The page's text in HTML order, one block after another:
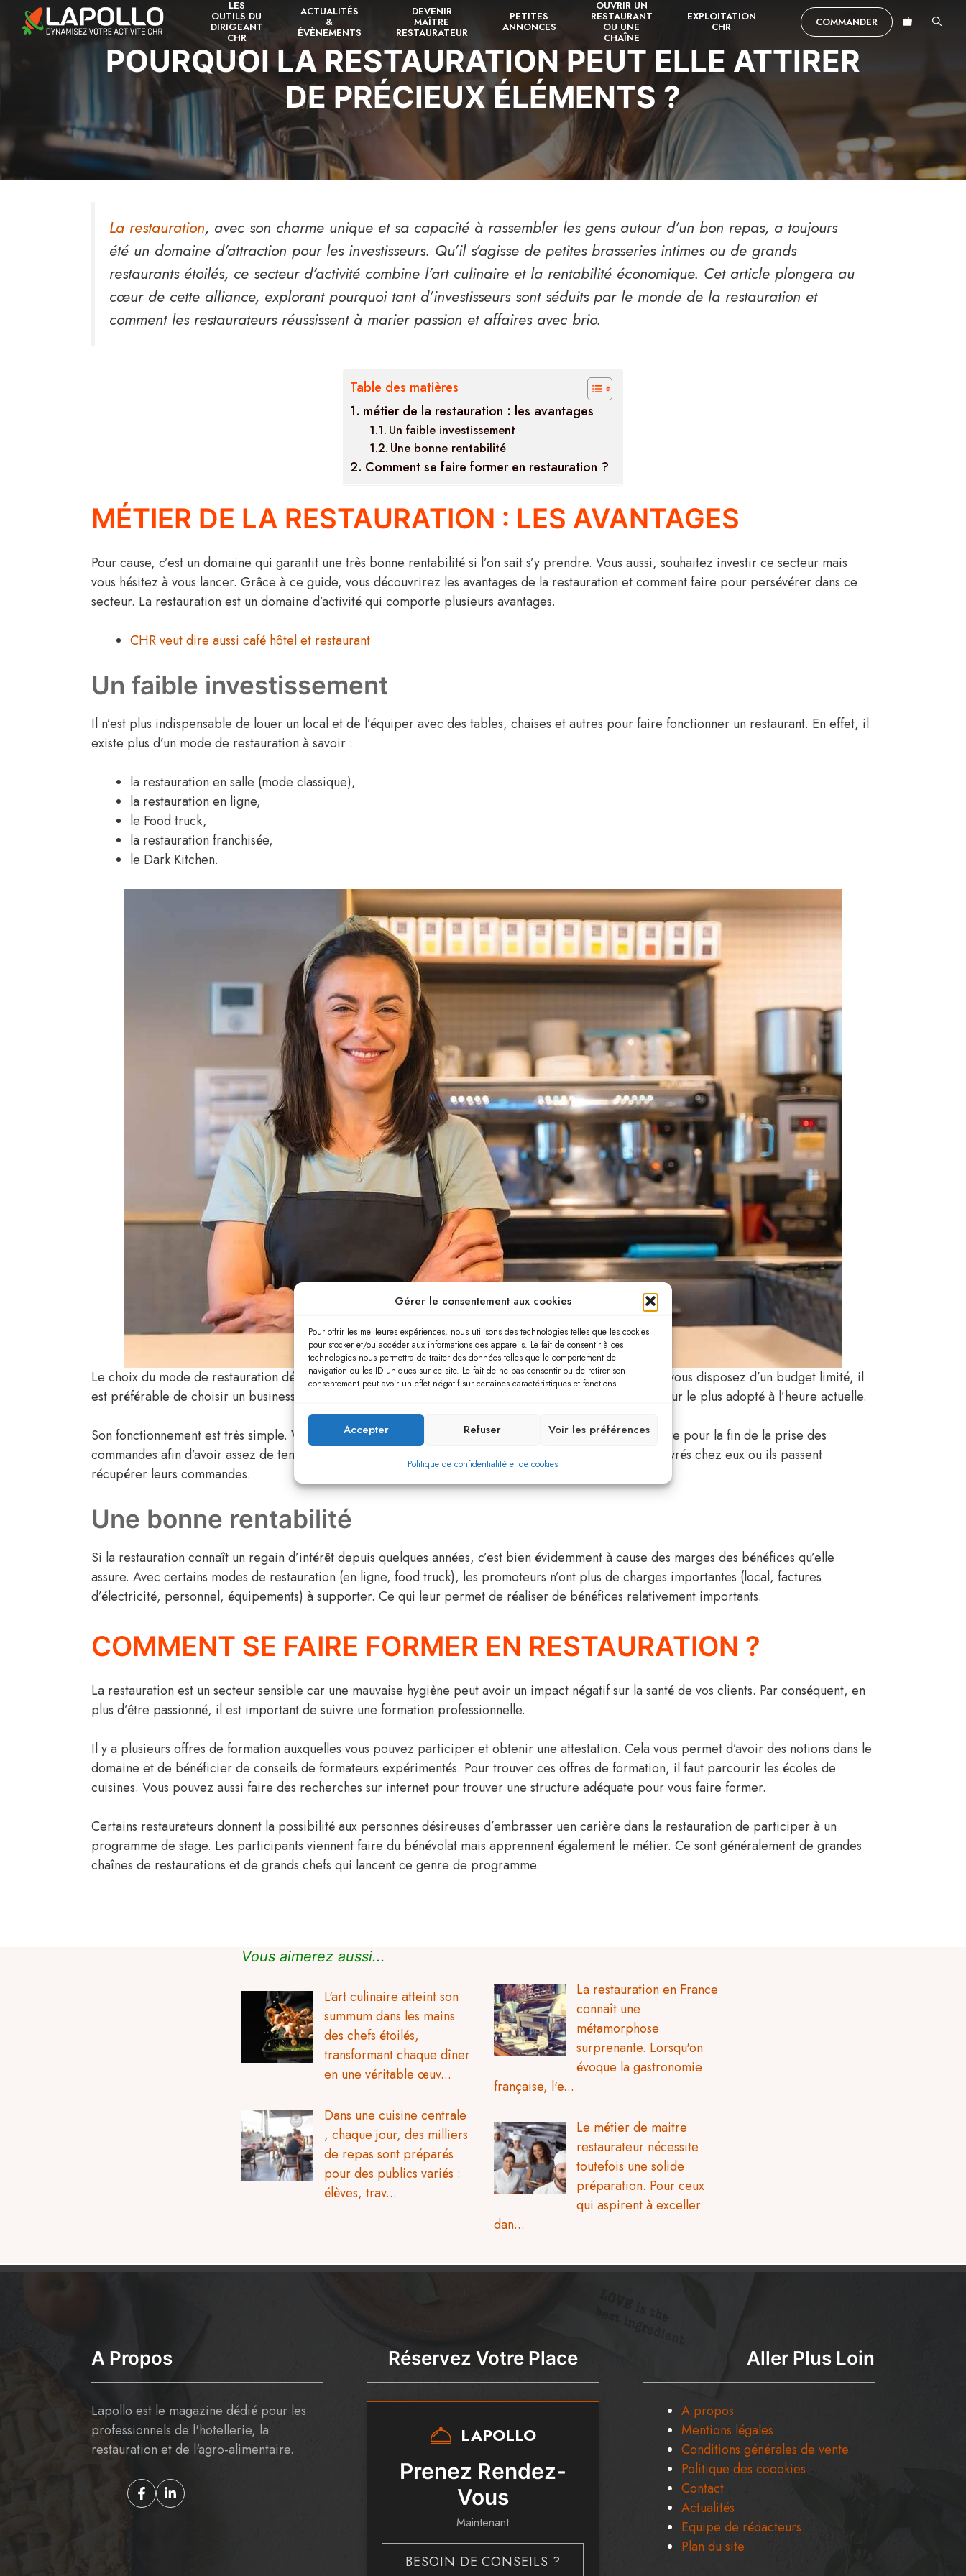
Gérer le consentement aux cookies
Pour offrir les meilleures expériences, nous utilisons des technologies telles que les cookies
pour stocker et/ou accéder aux informations des appareils. Le fait de consentir à ces
technologies nous permettra de traiter des données telles que le comportement de
navigation ou les ID uniques sur ce site. Le fait de ne pas consentir ou de retirer son
consentement peut avoir un effet négatif sur certaines caractéristiques et fonctions.
Accepter Refuser Voir les préférences
Politique de confidentialité et de cookies
Aller
LES
OUTILS DU
DIRIGEANT
CHR
ACTUALITÉS
&
ÉVÈNEMENTS
DEVENIR
MAÎTRE
RESTAURATEUR
PETITES
ANNONCES
OUVRIR UN
RESTAURANT
OU UNE
CHAÎNE
EXPLOITATION
CHR COMMANDER
POURQUOI LA RESTAURATION PEUT ELLE ATTIRER
DE PRÉCIEUX ÉLÉMENTS ?
La restauration, avec son charme unique et sa capacité à rassembler les gens autour d’un bon repas, a toujours
été un domaine d’attraction pour les investisseurs. Qu’il s’agisse de petites brasseries intimes ou de grands
restaurants étoilés, ce secteur d’activité combine l’art culinaire et la rentabilité économique. Cet article plongera au
cœur de cette alliance, explorant pourquoi tant d’investisseurs sont séduits par le monde de la restauration et
comment les restaurateurs réussissent à marier passion et affaires avec brio.
Table des matières
métier de la restauration : les avantages
Un faible investissement
Une bonne rentabilité
Comment se faire former en restauration ?
MÉTIER DE LA RESTAURATION : LES AVANTAGES
Pour cause, c’est un domaine qui garantit une très bonne rentabilité si l’on sait s’y prendre. Vous aussi, souhaitez investir ce secteur mais
vous hésitez à vous lancer. Grâce à ce guide, vous découvrirez les avantages de la restauration et comment faire pour persévérer dans ce
secteur. La restauration est un domaine d’activité qui comporte plusieurs avantages.
CHR veut dire aussi café hôtel et restaurant
Un faible investissement
Il n’est plus indispensable de louer un local et de l’équiper avec des tables, chaises et autres pour faire fonctionner un restaurant. En effet, il
existe plus d’un mode de restauration à savoir :
la restauration en salle (mode classique),
la restauration en ligne,
le Food truck,
la restauration franchisée,
le Dark Kitchen.
Le choix du mode de restauration dépend de vos moyens et du type de projet que vous avez en tête. Si vous disposez d’un budget limité, il
est préférable de choisir un business model qui réduira vos charges. La restauration en ligne est le secteur le plus adopté à l’heure actuelle.
Son fonctionnement est très simple. Vous avez un menu que vous présentez en ligne. Vous fixez une heure pour la fin de la prise des
commandes afin d’avoir assez de temps pour préparer les différents plats commandés. Les clients sont livrés chez eux ou ils passent
récupérer leurs commandes.
Une bonne rentabilité
Si la restauration connaît un regain d’intérêt depuis quelques années, c’est bien évidemment à cause des marges des bénéfices qu’elle
assure. Avec certains modes de restauration (en ligne, food truck), les promoteurs n’ont plus de charges importantes (local, factures
d’électricité, personnel, équipements) à supporter. Ce qui leur permet de réaliser de bénéfices relativement importants.
COMMENT SE FAIRE FORMER EN RESTAURATION ?
La restauration est un secteur sensible car une mauvaise hygiène peut avoir un impact négatif sur la santé de vos clients. Par conséquent, en
plus d’être passionné, il est important de suivre une formation professionnelle.
Il y a plusieurs offres de formation auxquelles vous pouvez participer et obtenir une attestation. Cela vous permet d’avoir des notions dans le
domaine et de bénéficier de conseils de formateurs expérimentés. Pour trouver ces offres de formation, il faut parcourir les écoles de
cuisines. Vous pouvez aussi faire des recherches sur internet pour trouver une structure adéquate pour vous faire former.
Certains restaurateurs donnent la possibilité aux personnes désireuses d’embrasser uen carière dans la restauration de participer à un
programme de stage. Les participants viennent faire du bénévolat mais apprennent également le métier. Ce sont généralement de grandes
chaînes de restaurations et de grands chefs qui lancent ce genre de programme.
Vous aimerez aussi...
L'art culinaire atteint son
summum dans les mains
des chefs étoilés,
transformant chaque dîner
en une véritable œuv...
Dans une cuisine centrale
, chaque jour, des milliers
de repas sont préparés
pour des publics variés :
élèves, trav...
La restauration en France
connaît une
métamorphose
surprenante. Lorsqu'on
évoque la gastronomie
française, l'e...
Le métier de maitre
restaurateur nécessite
toutefois une solide
préparation. Pour ceux
qui aspirent à exceller
dan...
A Propos
Lapollo est le magazine dédié pour les
professionnels de l'hotellerie, la
restauration et de l'agro-alimentaire.
Réservez Votre Place
LAPOLLO
Prenez Rendez-
Vous
Maintenant
BESOIN DE CONSEILS ?
Aller Plus Loin
A propos
Mentions légales
Conditions générales de vente
Politique des coookies
Contact
Actualités
Equipe de rédacteurs
Plan du site